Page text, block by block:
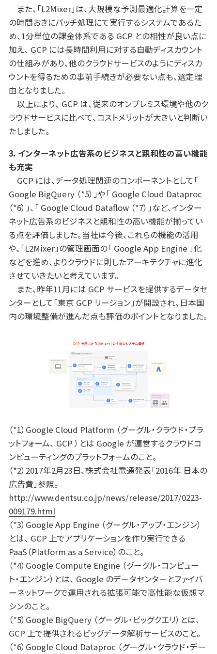
また、「L2Mixer」は、大規模な予測最適化計算を一定
の時間おきにバッチ処理にて実行するシステムであるた
め、1分単位の課金体系である GCP との相性が良い点に
加え、 GCP には長時間利用に対する自動ディスカウント
の仕組みがあり、他のクラウドサービスのようにディスカ
ウントを得るための事前手続きが必要ない点も、選定理
由となりました。
以上により、 GCP は、従来のオンプレミス環境や他のク
ラウドサービスに比べて、コストメリットが大きいと判断い
たしました。
3．インターネット広告系のビジネスと親和性の高い機能
も充実
GCP には、データ処理関連のコンポーネントとして「
Google BigQuery （*5）」や「 Google Cloud Dataproc
（*6）」、「 Google Cloud Dataflow （*7）」など、インター
ネット広告系のビジネスと親和性の高い機能が揃ってい
る点を評価しました。当社は今後、これらの機能の活用
や、「L2Mixer」の管理画面の「 Google App Engine 」化
などを進め、よりクラウドに則したアーキテクチャに進化
させていきたいと考えています。
また、昨年11月には GCP サービスを提供するデータセ
ンターとして「東京 GCP リージョン」が開設され、日本国
内の環境整備が進んだ点も評価のポイントとなりました。
（*1）Google Cloud Platform （グーグル・クラウド・プラ
ットフォーム、 GCP ）とは Google が運営するクラウドコ
ンピューティングのプラットフォームのこと。
（*2）2017年2月23日、株式会社電通発表「2016年 日本の
広告費」参照。
http://www.dentsu.co.jp/news/release/2017/0223-
009179.html
（*3）Google App Engine （グーグル・アップ・エンジン）
とは、 GCP 上でアプリケーションを作り実行できる
PaaS（Platform as a Service）のこと。
（*4）Google Compute Engine （グーグル・コンピュー
ト・エンジン）とは、 Google のデータセンターとファイバ
ーネットワークで運用される拡張可能で高性能な仮想マ
シンのこと。
（*5）Google BigQuery （グーグル・ビッグクエリ）とは、
GCP 上で提供されるビッグデータ解析サービスのこと。
（*6）Google Cloud Dataproc （グーグル・クラウド・デー